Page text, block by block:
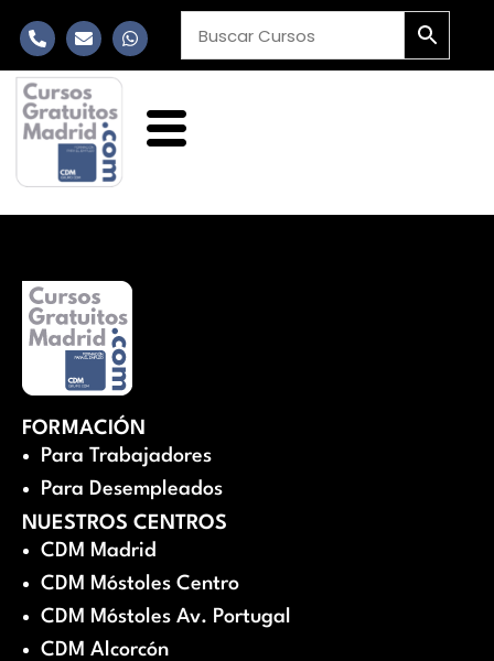
FORMACIÓN
Para Trabajadores
Para Desempleados
NUESTROS CENTROS
CDM Madrid
CDM Móstoles Centro
CDM Móstoles Av. Portugal
CDM Alcorcón